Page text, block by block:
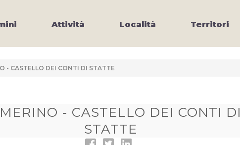
Attività Località Territori
- CASTELLO DEI CONTI DI STATTE
- CASTELLO DEI CONTI DI
STATTE